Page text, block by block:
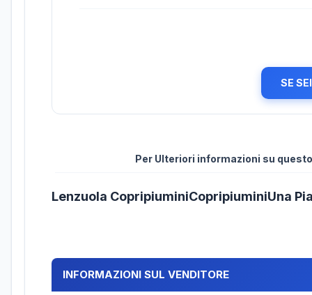
SE
Per Ulteriori informazioni su
Lenzuola CopripiuminiCopripiuminiUna
INFORMAZIONI SUL VENDITORE